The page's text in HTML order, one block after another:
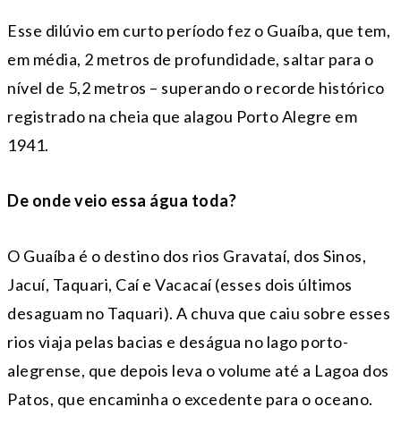
Esse dilúvio em curto período fez o Guaíba, que tem,
em média, 2 metros de profundidade, saltar para o
nível de 5,2 metros – superando o recorde histórico
registrado na cheia que alagou Porto Alegre em
1941.
De onde veio essa água toda?
O Guaíba é o destino dos rios Gravataí, dos Sinos,
Jacuí, Taquari, Caí e Vacacaí (esses dois últimos
desaguam no Taquari). A chuva que caiu sobre esses
rios viaja pelas bacias e deságua no lago porto-
alegrense, que depois leva o volume até a Lagoa dos
Patos, que encaminha o excedente para o oceano.